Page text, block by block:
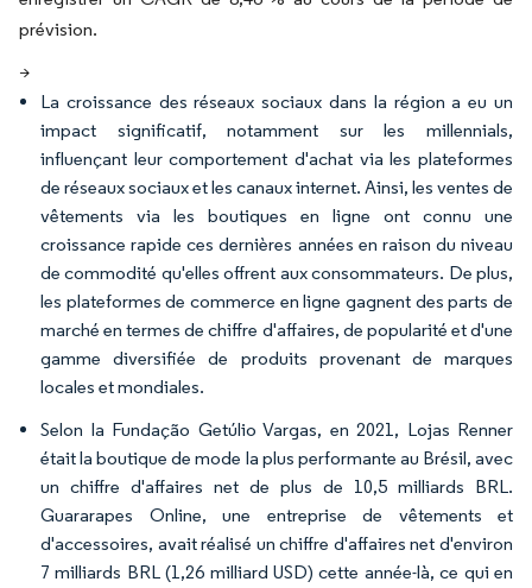
prévision.
>
La croissance des réseaux sociaux dans la région a eu un
impact significatif, notamment sur les millennials,
influençant leur comportement d'achat via les plateformes
de réseaux sociaux et les canaux internet. Ainsi, les ventes de
vêtements via les boutiques en ligne ont connu une
croissance rapide ces dernières années en raison du niveau
de commodité qu'elles offrent aux consommateurs. De plus,
les plateformes de commerce en ligne gagnent des parts de
marché en termes de chiffre d'affaires, de popularité et d'une
gamme diversifiée de produits provenant de marques
locales et mondiales.
Selon la Fundação Getúlio Vargas, en 2021, Lojas Renner
était la boutique de mode la plus performante au Brésil, avec
un chiffre d'affaires net de plus de 10,5 milliards BRL.
Guararapes Online, une entreprise de vêtements et
d'accessoires, avait réalisé un chiffre d'affaires net d'environ
7 milliards BRL (1,26 milliard USD) cette année-là, ce qui en